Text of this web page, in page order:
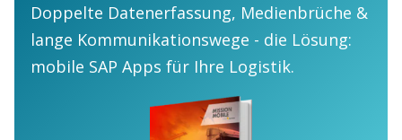
Doppelte Datenerfassung, Medienbrüche &
lange Kommunikationswege - die Lösung:
mobile SAP Apps für Ihre Logistik.